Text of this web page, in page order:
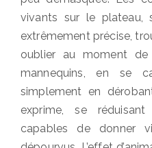
vivants sur le plateau,
extrêmement précise,
oublier au moment
mannequins, en se
simplement en
exprime, se
capables de donner